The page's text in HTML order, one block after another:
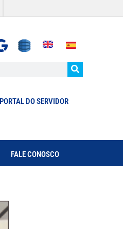
PORTAL DO SERVIDOR
FALE CONOSCO